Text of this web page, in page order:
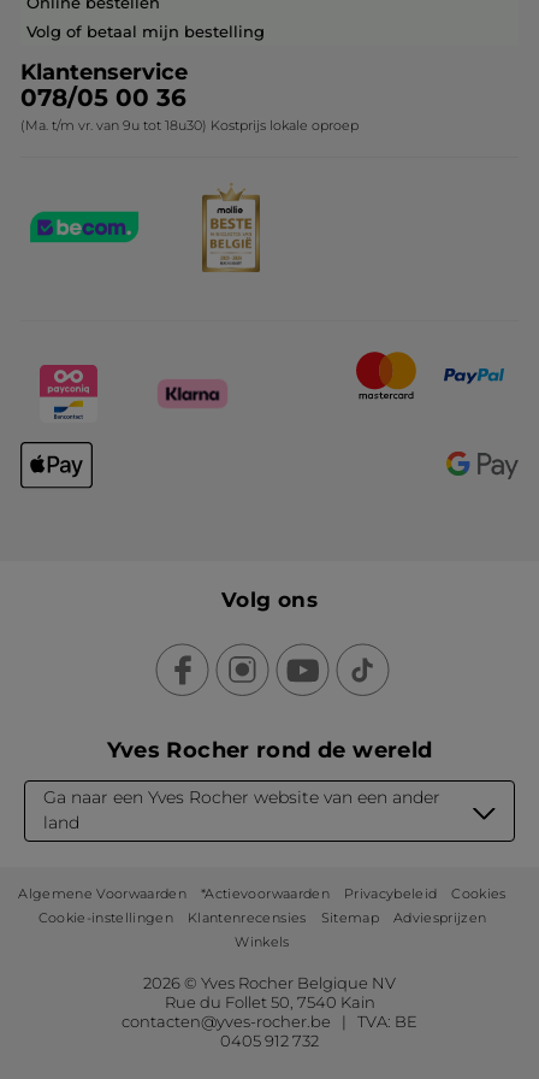
Contact opnemen
Volg of betaal mijn bestelling
Klantenservice
078/05 00 36
(Ma. t/m vr. van 9u tot 18u30) Kostprijs lokale oproep
Volg ons
Yves Rocher rond de wereld
Ga naar een Yves Rocher website van een ander
land
Algemene Voorwaarden *Actievoorwaarden Privacybeleid
Cookies
Cookie-instellingen
Klantenrecensies Sitemap
Adviesprijzen
Winkels
2026 © Yves Rocher Belgique NV
Rue du Follet 50, 7540 Kain
contacten@yves-rocher.be | TVA: BE
0405 912 732